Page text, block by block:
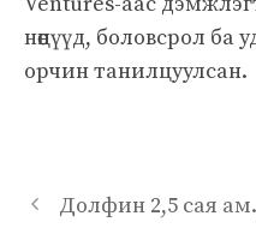
нөөцүүд, боловсрол
орчин танилцуулсан.
Долфин 2,5 сая